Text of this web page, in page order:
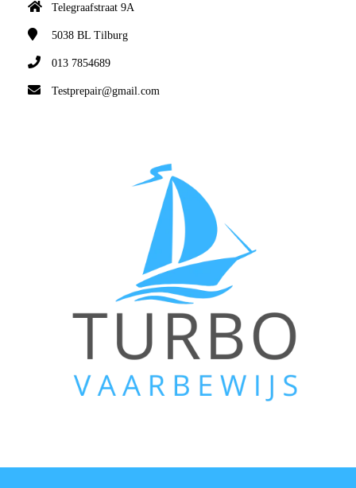
Telegraafstraat 9A
5038 BL Tilburg
013 7854689
Testprepair@gmail.com